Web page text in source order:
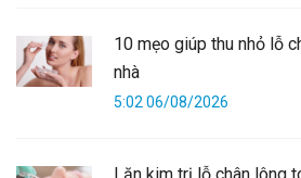
10 mẹo giúp thu nhỏ lỗ
nhà
5:02 06/08/2026